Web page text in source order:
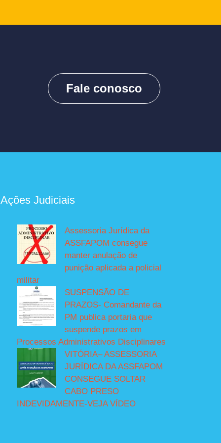
Fale conosco
Judiciais
Assessoria Jurídica da
ASSFAPOM consegue
manter anulação de
punição aplicada a policial
militar
SUSPENSÃO DE
PRAZOS- Comandante da
PM publica portaria que
suspende prazos em
Processos Administrativos Disciplinares
VITÓRIA– ASSESSORIA
JURÍDICA DA ASSFAPOM
CONSEGUE SOLTAR
CABO PRESO
INDEVIDAMENTE-VEJA VÍDEO